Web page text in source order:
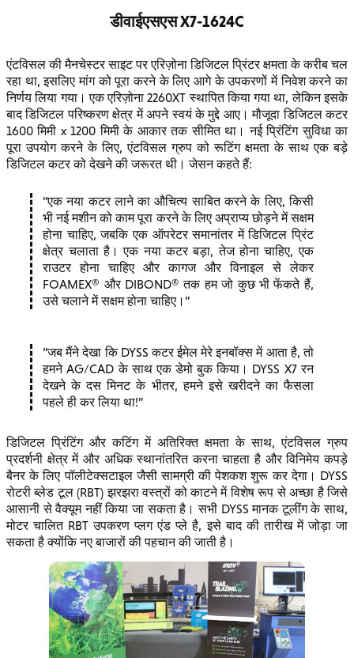
डीवाईएसएस X7-1624C
एंटविसल की मैनचेस्टर साइट पर एरिज़ोना डिजिटल प्रिंटर क्षमता के करीब चल
रहा था, इसलिए मांग को पूरा करने के लिए आगे के उपकरणों में निवेश करने का
निर्णय लिया गया। एक एरिज़ोना 2260XT स्थापित किया गया था, लेकिन इसके
बाद डिजिटल परिष्करण क्षेत्र में अपने स्वयं के मुद्दे आए। मौजूदा डिजिटल कटर
1600 मिमी x 1200 मिमी के आकार तक सीमित था। नई प्रिंटिंग सुविधा का
पूरा उपयोग करने के लिए, एंटविसल ग्रुप को रूटिंग क्षमता के साथ एक बड़े
डिजिटल कटर को देखने की जरूरत थी। जेसन कहते हैं:
एक नया कटर लाने का औचित्य साबित करने के लिए, किसी
भी नई मशीन को काम पूरा करने के लिए अप्राप्य छोड़ने में सक्षम
होना चाहिए, जबकि एक ऑपरेटर समानांतर में डिजिटल प्रिंट
क्षेत्र चलाता है। एक नया कटर बड़ा, तेज होना चाहिए, एक
राउटर होना चाहिए और कागज और विनाइल से लेकर
FOAMEX® और DIBOND® तक हम जो कुछ भी फेंकते हैं,
उसे चलाने में सक्षम होना चाहिए।
जब मैंने देखा कि DYSS कटर ईमेल मेरे इनबॉक्स में आता है, तो
हमने AG/CAD के साथ एक डेमो बुक किया। DYSS X7 रन
देखने के दस मिनट के भीतर, हमने इसे खरीदने का फैसला
पहले ही कर लिया था!
डिजिटल प्रिंटिंग और कटिंग में अतिरिक्त क्षमता के साथ, एंटविसल ग्रुप
प्रदर्शनी क्षेत्र में और अधिक स्थानांतरित करना चाहता है और विनिमेय कपड़े
बैनर के लिए पॉलीटेक्सटाइल जैसी सामग्री की पेशकश शुरू कर देगा। DYSS
रोटरी ब्लेड टूल (RBT) झरझरा वस्त्रों को काटने में विशेष रूप से अच्छा है जिसे
आसानी से वैक्यूम नहीं किया जा सकता है। सभी DYSS मानक टूलींग के साथ,
मोटर चालित RBT उपकरण प्लग एंड प्ले है, इसे बाद की तारीख में जोड़ा जा
सकता है क्योंकि नए बाजारों की पहचान की जाती है।